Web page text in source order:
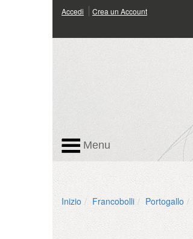
Accedi Crea un Account
Menu
Inizio Francobolli Portogallo